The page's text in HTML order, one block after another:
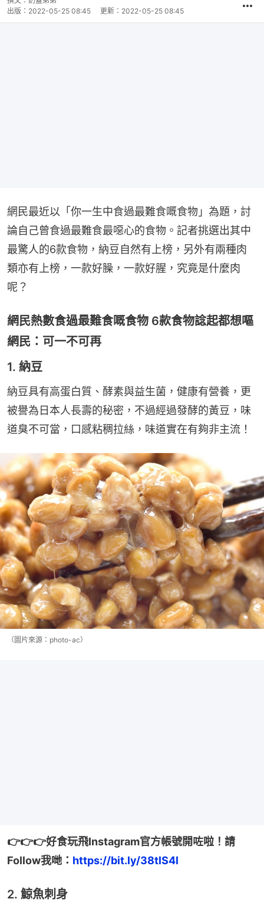
出版： 2022-05-25 08:45 更新： 2022-05-25 08:45
網民最近以「你一生中食過最難食嘅食物」為題，討
論自己曾食過最難食最噁心的食物。記者挑選出其中
最驚人的6款食物，納豆自然有上榜，另外有兩種肉
類亦有上榜，一款好臊，一款好腥，究竟是什麼肉
呢？
網民熱數食過最難食嘅食物 6款食物諗起都想嘔
網民：可一不可再
1. 納豆
納豆具有高蛋白質、酵素與益生菌，健康有營養，更
被譽為日本人長壽的秘密，不過經過發酵的黃豆，味
道臭不可當，口感粘稠拉絲，味道實在有夠非主流！
（圖片來源：photo-ac）
👉👉👉好食玩飛Instagram官方帳號開咗啦！請
Follow我哋： https://bit.ly/38tlS4l
2. 鯨魚刺身